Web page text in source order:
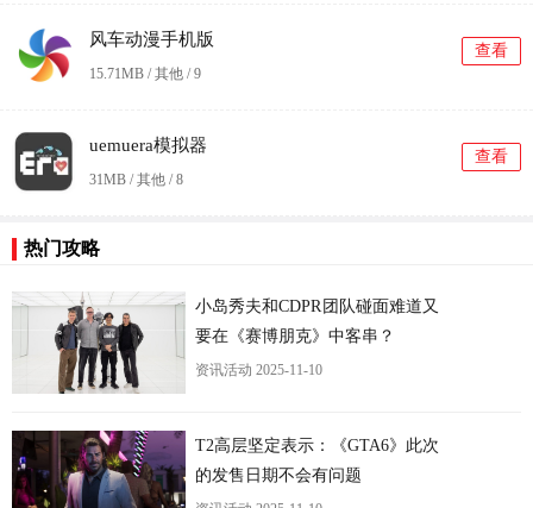
风车动漫手机版
15.71MB / 其他 /9
查看
uemuera模拟器
31MB / 其他 /8
查看
热门攻略
小岛秀夫和CDPR团队碰面难道又
要在《赛博朋克》中客串？
资讯活动 2025-11-10
T2高层坚定表示：《GTA6》此次
的发售日期不会有问题